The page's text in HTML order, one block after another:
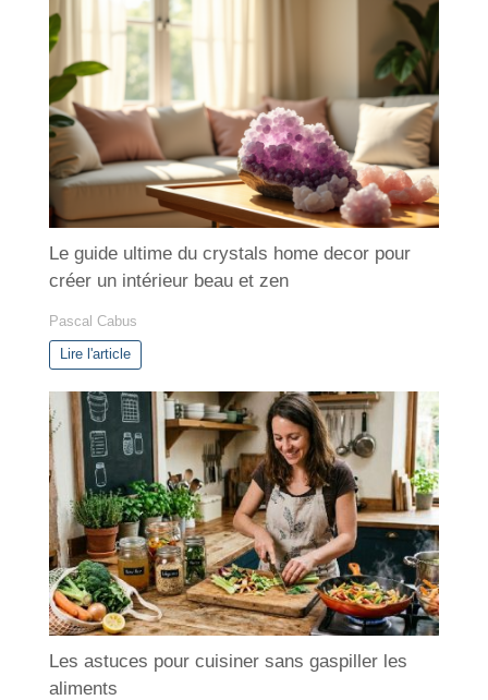
o
e
s
Le guide ultime du crystals home decor pour
créer un intérieur beau et zen
Pascal Cabus
Lire l'article
Les astuces pour cuisiner sans gaspiller les
aliments